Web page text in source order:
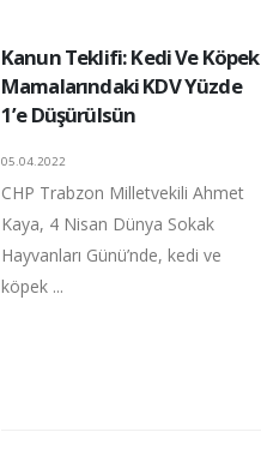
Kanun Teklifi: Kedi Ve Köpek
Mamalarındaki KDV Yüzde
1’e Düşürülsün
05.04.2022
CHP Trabzon Milletvekili Ahmet
Kaya, 4 Nisan Dünya Sokak
Hayvanları Günü’nde, kedi ve
köpek ...